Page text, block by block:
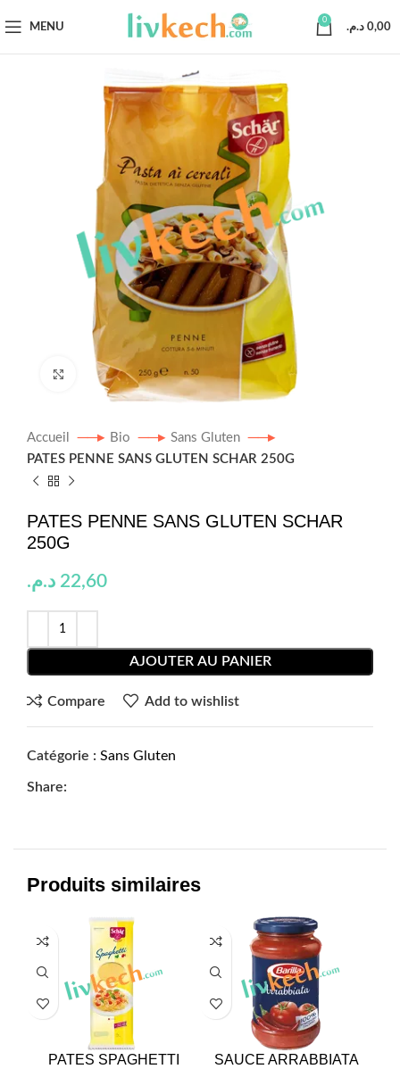
MENU
0
0,00 د.م.
Click to enlarge
Accueil Bio
Sans Gluten
PATES PENNE SANS GLUTEN SCHAR 250G
PATES PENNE SANS GLUTEN SCHAR
250G
22,60 د.م.
AJOUTER AU PANIER
Compare Add to wishlist
Catégorie : Sans Gluten
Share:
Produits similaires
PATES SPAGHETTI
SAUCE ARRABBIATA